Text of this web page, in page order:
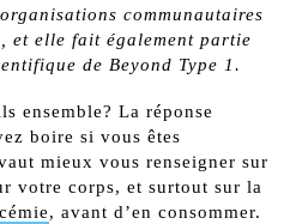
communautaires
et elle fait également partie
de Beyond Type 1.
ensemble? La réponse
boire si vous êtes
mieux vous renseigner sur
votre corps, et surtout sur la
, avant d’en consommer.